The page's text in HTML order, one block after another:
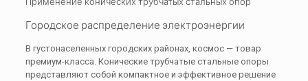
Городское распределение электроэнергии
В густонаселенных городских районах, космос — товар
премиум-класса. Конические трубчатые стальные опоры
представляют собой компактное и эффективное решение